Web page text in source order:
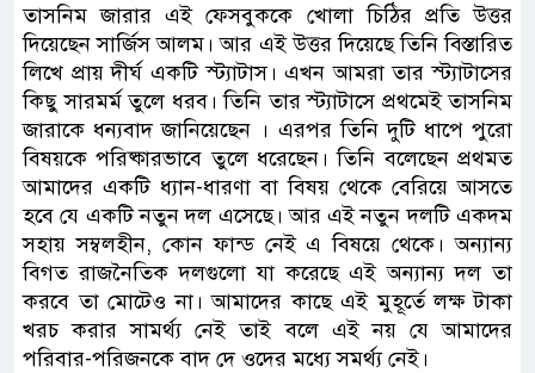
তাসনিম জারার এই ফেসবুককে খোলা চিঠির প্রতি উত্তর
দিয়েছেন সার্জিস আলম। আর এই উত্তর দিয়েছে তিনি বিস্তারিত
লিখে প্রায় দীর্ঘ একটি স্ট্যাটাস। এখন আমরা তার স্ট্যাটাসের
কিছু সারমর্ম তুলে ধরব। তিনি তার স্ট্যাটাসে প্রথমেই তাসনিম
জারাকে ধন্যবাদ জানিয়েছেন । এরপর তিনি দুটি ধাপে পুরো
বিষয়কে পরিষ্কারভাবে তুলে ধরেছেন। তিনি বলেছেন প্রথমত
আমাদের একটি ধ্যান-ধারণা বা বিষয় থেকে বেরিয়ে আসতে
হবে যে একটি নতুন দল এসেছে। আর এই নতুন দলটি একদম
সহায় সম্বলহীন, কোন ফান্ড নেই এ বিষয়ে থেকে। অন্যান্য
বিগত রাজনৈতিক দলগুলো যা করেছে এই অন্যান্য দল তা
করবে তা মোটেও না। আমাদের কাছে এই মুহূর্তে লক্ষ টাকা
খরচ করার সামর্থ্য নেই তাই বলে এই নয় যে আমাদের
পরিবার-পরিজনকে বাদ দে ওদের মধ্যে সমর্থ্য নেই।